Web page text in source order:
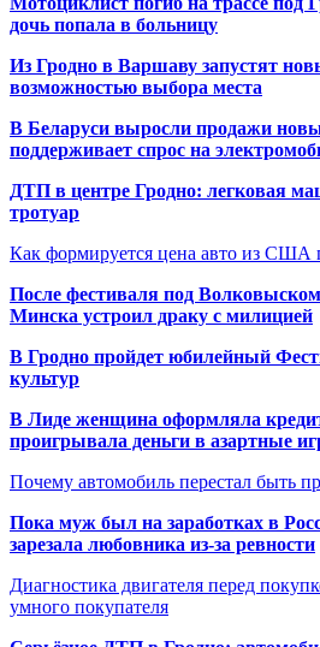
дочь попала в больницу
Из Гродно в Варшаву запустят
возможностью выбора места
В Беларуси выросли продажи
поддерживает спрос на
ДТП в центре Гродно: легковая
тротуар
Как формируется цена авто из США
После фестиваля под
Минска устроил драку с милицией
В Гродно пройдет юбилейный
культур
В Лиде женщина оформляла
проигрывала деньги в азартные
Почему автомобиль перестал быть
Пока муж был на заработках в
зарезала любовника из-за ревности
Диагностика двигателя перед
умного покупателя